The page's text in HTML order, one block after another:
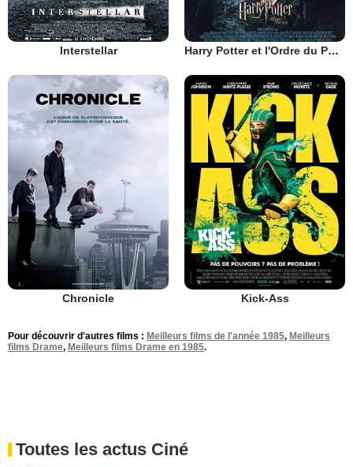
Interstellar Harry Potter et l'Ordre du Phénix
Chronicle Kick-Ass
Pour découvrir d'autres films : Meilleurs films de l'année 1985, Meilleurs
films Drame, Meilleurs films Drame en 1985.
Toutes les actus Ciné